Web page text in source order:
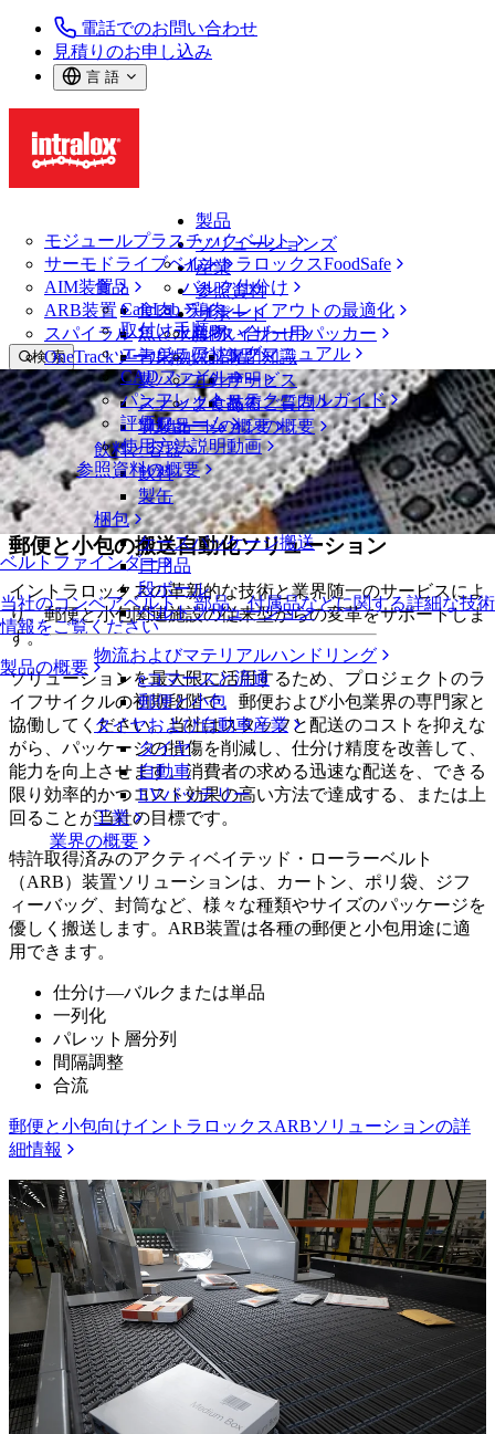
電話でのお問い合わせ
見積りのお申し込み
言 語
製品
モジュールプラスチックベルト
サーモドライブベルト
AIM装置
ARB装置
スパイラル
OneTrackツールおよび部品
ベルトファインダー
当社のコンベアベルト、部品、付属品などに関する詳細な技術
情報をご覧ください
製品の概要
ソリューションズ
イントラロックスFoodSafe
バルク仕分け
ラインレイアウトの最適化
パレタイザー用パッカー
専門知識
サービス
技術
ソリューションの概要
産業
食品
食肉、鶏肉
魚と水産物
青果物
製パン
スナック食品
乳製品
飲料と容器
飲料
製缶
梱包
ケースパッケージ搬送
日用品
段ボール
ベルトソリューション
物流およびマテリアルハンドリング
eコマースと流通
郵便と小包
タイヤおよび自動車産業
タイヤ
自動車
EVバッテリー
工業
業界の概要
参照資料
CalcLab
取付け手順
エンジニアリングマニュアル
CADファイル
パンフレット・テクニカルガイド
評価フォーム
使用方法説明動画
参照資料の概要
サポート
お問い合わせ
保証
方針声明
よくあるご質問
サポートの概要
検 索
メニューを開く
物流およびマテリアルハンドリング
産業
物流およびマテリアルハンドリング
郵便と小包
郵便と小包の搬送自動化ソリューション
イントラロックスの革新的な技術と業界随一のサービスによ
り、郵便と小包関連施設の従来型からの変革をサポートしま
す。
ソリューションを最大限に活用するため、プロジェクトのラ
イフサイクルの初期段階で、郵便および小包業界の専門家と
協働してください。当社はスタッフと配送のコストを抑えな
がら、パッケージの損傷を削減し、仕分け精度を改善して、
能力を向上させます。消費者の求める迅速な配送を、できる
限り効率的かつコスト効果の高い方法で達成する、または上
回ることが当社の目標です。
特許取得済みのアクティベイテッド・ローラーベルト
（ARB）装置ソリューションは、カートン、ポリ袋、ジフ
ィーバッグ、封筒など、様々な種類やサイズのパッケージを
優しく搬送します。ARB装置は各種の郵便と小包用途に適
用できます。
仕分け—バルクまたは単品
一列化
パレット層分列
間隔調整
合流
郵便と小包向けイントラロックスARBソリューションの詳
細情報